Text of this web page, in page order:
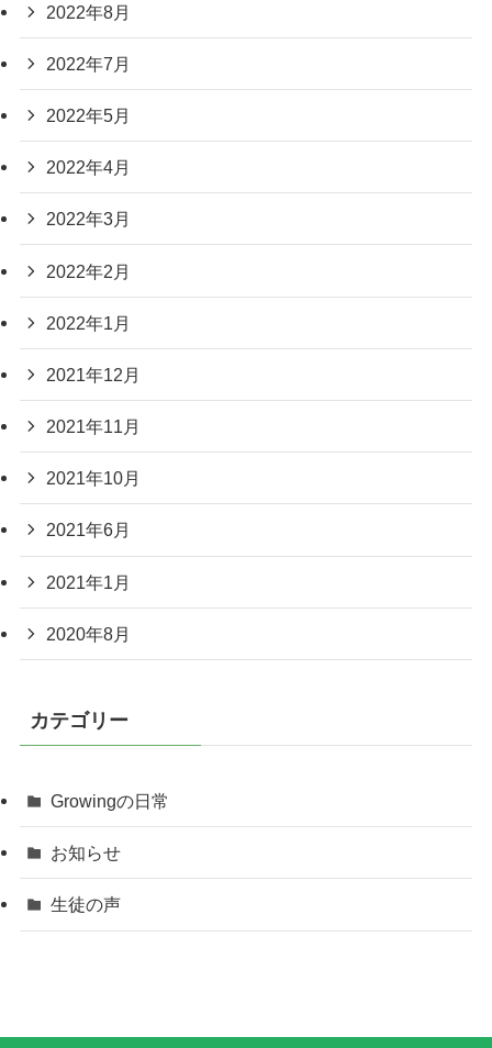
2022年8月
2022年7月
2022年5月
2022年4月
2022年3月
2022年2月
2022年1月
2021年12月
2021年11月
2021年10月
2021年6月
2021年1月
2020年8月
カテゴリー
Growingの日常
お知らせ
生徒の声